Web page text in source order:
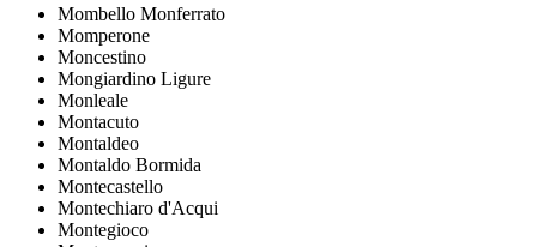
Mombello Monferrato
Momperone
Moncestino
Mongiardino Ligure
Monleale
Montacuto
Montaldeo
Montaldo Bormida
Montecastello
Montechiaro d'Acqui
Montegioco